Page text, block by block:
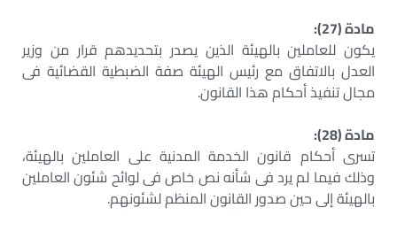
مادة (27):
يكون للعاملين بالهيئة الذين يصدر بتحديدهم قرار من وزير
العدل بالاتفاق مع رئيس الهيئة صفة الضبطية القضائية فى
مجال تنفيذ أحكام هذا القانون.
مادة (28):
تسرى أحكام قانون الخدمة المدنية على العاملين بالهيئة،
وذلك فيما لم يرد فى شأنه نص خاص فى لوائح شئون العاملين
بالهيئة إلى حين صدور القانون المنظم لشئونهم.